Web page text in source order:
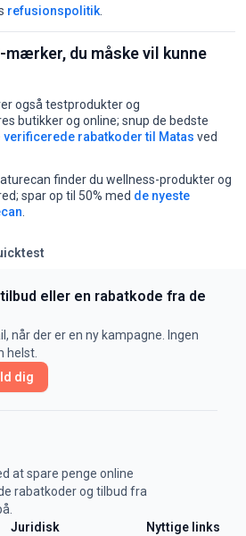
refusionspolitik
du måske vil kunne
også testprodukter og
butikker og online; snup de bedste
verificerede rabatkoder til Matas ved
finder du wellness-produkter og
spar op til 50% med de nyeste
eller en rabatkode fra de
når der er en ny kampagne. Ingen
helst.
dig
at spare penge online
rabatkoder og tilbud fra
Juridisk Nyttige links